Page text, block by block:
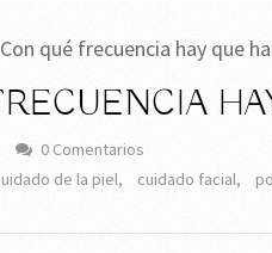
qué frecuencia hay que
0 Comentarios
de la piel, cuidado facial,